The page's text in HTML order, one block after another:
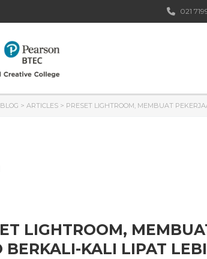
021
BLOG > ARTICLES > PRESET LIGHTROOM, MEMBUAT
LIGHTROOM,
BERKALI-KALI LIPAT